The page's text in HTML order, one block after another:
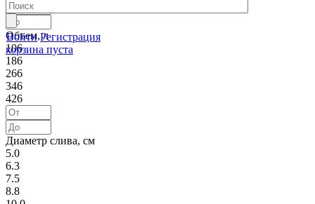
Войти Регистрация
корзина пуста
Объем, л
106
186
266
346
426
Диаметр слива, см
5.0
6.3
7.5
8.8